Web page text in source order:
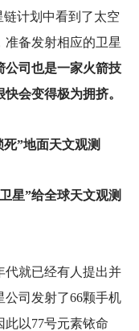
链计划中看到了太空
准备发射相应的卫星
公司也是一家火箭技
会变得极为拥挤。
”地面天文观测
星”给全球天文观测
代就已经有人提出并
公司发射了66颗手机
此以77号元素铱命